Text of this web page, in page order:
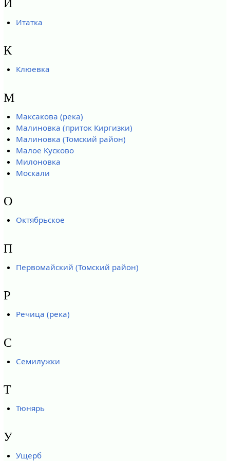
И
Итатка
К
Клюевка
М
Максакова (река)
Малиновка (приток Киргизки)
Малиновка (Томский район)
Малое Кусково
Милоновка
Москали
О
Октябрьское
П
Первомайский (Томский район)
Р
Речица (река)
С
Семилужки
Т
Тюнярь
У
Ущерб